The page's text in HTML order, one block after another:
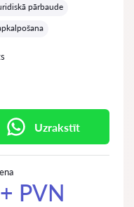
pārbaude
Uzrakstīt
PVN